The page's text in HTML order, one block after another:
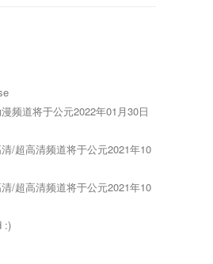
频道将于公元2022年01月30日
/超高清频道将于公元2021年10
/超高清频道将于公元2021年10
:)